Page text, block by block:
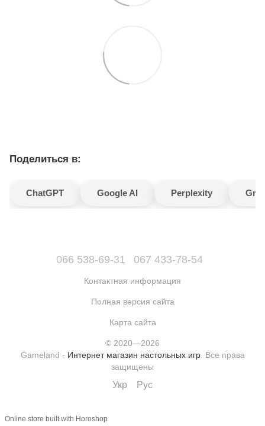
Поделиться в:
ChatGPT Google AI Perplexity
066 538-69-31 067 433-78-54
Контактная информация
Полная версия сайта
Карта сайта
© 2020—2026
Gameland - Интернет магазин настольных игр. Все права
защищены
Укр Рус
Online store built with Horoshop